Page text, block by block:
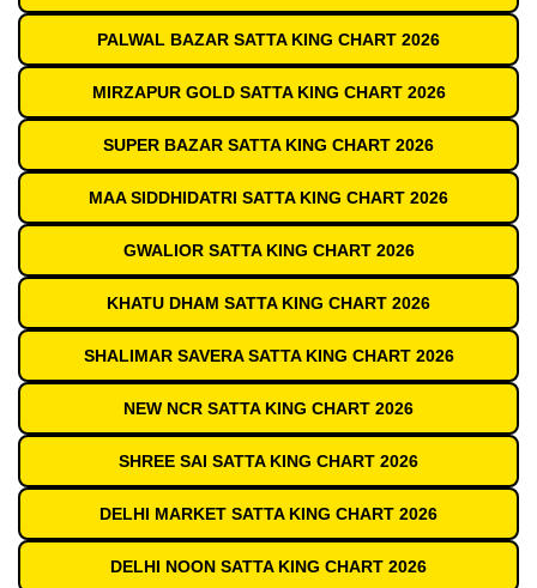
PALWAL BAZAR SATTA KING CHART 2026
MIRZAPUR GOLD SATTA KING CHART 2026
SUPER BAZAR SATTA KING CHART 2026
MAA SIDDHIDATRI SATTA KING CHART 2026
GWALIOR SATTA KING CHART 2026
KHATU DHAM SATTA KING CHART 2026
SHALIMAR SAVERA SATTA KING CHART 2026
NEW NCR SATTA KING CHART 2026
SHREE SAI SATTA KING CHART 2026
DELHI MARKET SATTA KING CHART 2026
DELHI NOON SATTA KING CHART 2026